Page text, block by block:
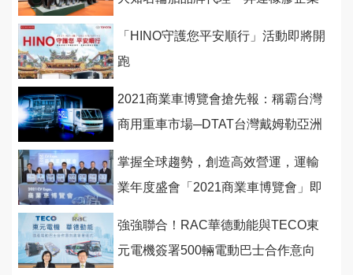
「HINO守護您平安順行」活動即將開
跑
2021商業車博覽會搶先報：稱霸台灣
商用重車市場─DTAT台灣戴姆勒亞洲
掌握全球趨勢，創造高效營運，運輸
業年度盛會「2021商業車博覽會」即
強強聯合！RAC華德動能與TECO東
元電機簽署500輛電動巴士合作意向